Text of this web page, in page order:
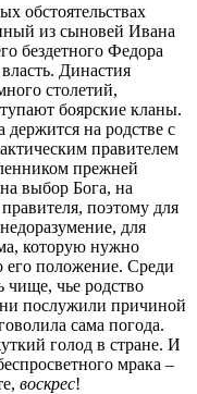
обстоятельствах
из сыновей Ивана
бездетного Федора
Династия
столетий,
боярские кланы.
держится на родстве с
правителем
прежней
выбор Бога, на
поэтому для
для
которую нужно
его положение. Среди
чище, чье родство
послужили причиной
сама погода.
голод в стране. И
мрака –
воскрес!